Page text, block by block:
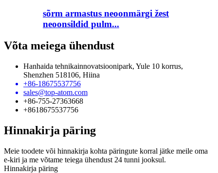
sõrm armastus neoonmärgi žest
neoonsildid pulm...
Võta meiega ühendust
Hanhaida tehnikainnovatsioonipark, Yule 10 korrus,
Shenzhen 518106, Hiina
+86-18675537756
sales@top-atom.com
+86-755-27363668
+8618675537756
Hinnakirja päring
Meie toodete või hinnakirja kohta päringute korral jätke meile oma
e-kiri ja me võtame teiega ühendust 24 tunni jooksul.
Hinnakirja päring